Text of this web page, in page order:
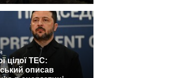
цілої ТЕС:
описав